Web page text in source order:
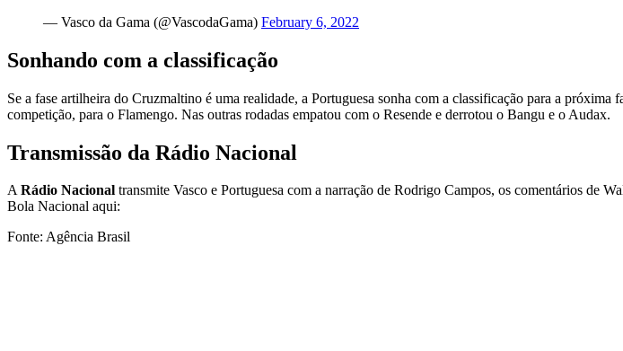
— Vasco da Gama (@VascodaGama) February 6, 2022
Sonhando com a classificação
Se a fase artilheira do Cruzmaltino é uma realidade, a Portuguesa sonha com a classificação para a
competição, para o Flamengo. Nas outras rodadas empatou com o Resende e derrotou o Bangu e o Audax.
Transmissão da Rádio Nacional
ARádio Nacional transmite Vasco e Portuguesa com a narração de Rodrigo Campos, os comentários de
Bola Nacional aqui:
Fonte: Agência Brasil